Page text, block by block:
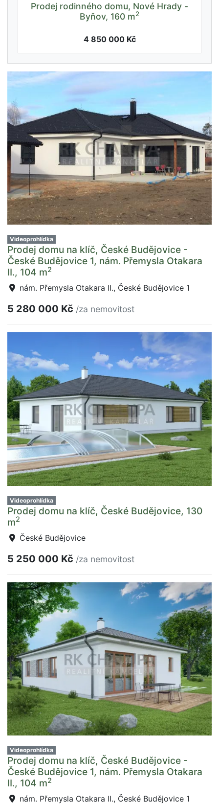
Prodej rodinného domu, Nové Hrady -
Byňov, 160 m2
4 850 000 Kč
Videoprohlídka
Prodej domu na klíč, České Budějovice -
České Budějovice 1, nám. Přemysla Otakara
II., 104 m2
nám. Přemysla Otakara II., České Budějovice 1
5 280 000 Kč /za nemovitost
Videoprohlídka
Prodej domu na klíč, České Budějovice, 130
m2
České Budějovice
5 250 000 Kč /za nemovitost
Videoprohlídka
Prodej domu na klíč, České Budějovice -
České Budějovice 1, nám. Přemysla Otakara
II., 104 m2
nám. Přemysla Otakara II., České Budějovice 1